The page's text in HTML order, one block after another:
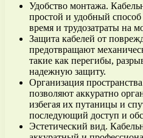
Удобство монтажа.
простой и удобный
время и трудозатраты на
Защита кабелей от
предотвращают
такие как перегибы,
надежную защиту.
Организация
позволяют аккуратно
избегая их путаницы и
последующий доступ и
Эстетический вид.